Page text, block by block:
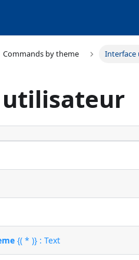
Commands by theme Interface
{( * )} : Text